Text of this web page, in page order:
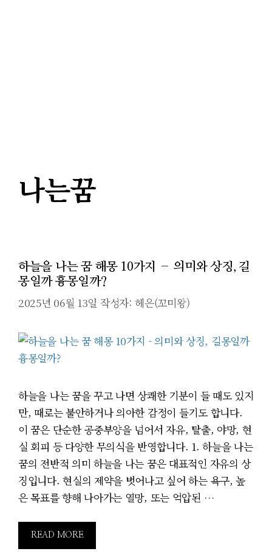
나는꿈
하늘을 나는 꿈 해몽 10가지 – 의미와 상징, 길
몽일까 흉몽일까?
2025년 06월 13일 작성자: 헤은(꼬미왕)
하늘을 나는 꿈을 꾸고 나면 상쾌한 기분이 들 때도 있지
만, 때로는 불안하거나 의아한 감정이 들기도 합니다.
이 꿈은 단순한 공중부양을 넘어서 자유, 탈출, 야망, 현
실 회피 등 다양한 무의식을 반영합니다. 1. 하늘을 나는
꿈의 전반적 의미 하늘을 나는 꿈은 대표적인 자유의 상
징입니다. 현실의 제약을 벗어나고 싶어 하는 욕구, 높
은 목표를 향해 나아가는 열망, 또는 억압된 …
READ MORE